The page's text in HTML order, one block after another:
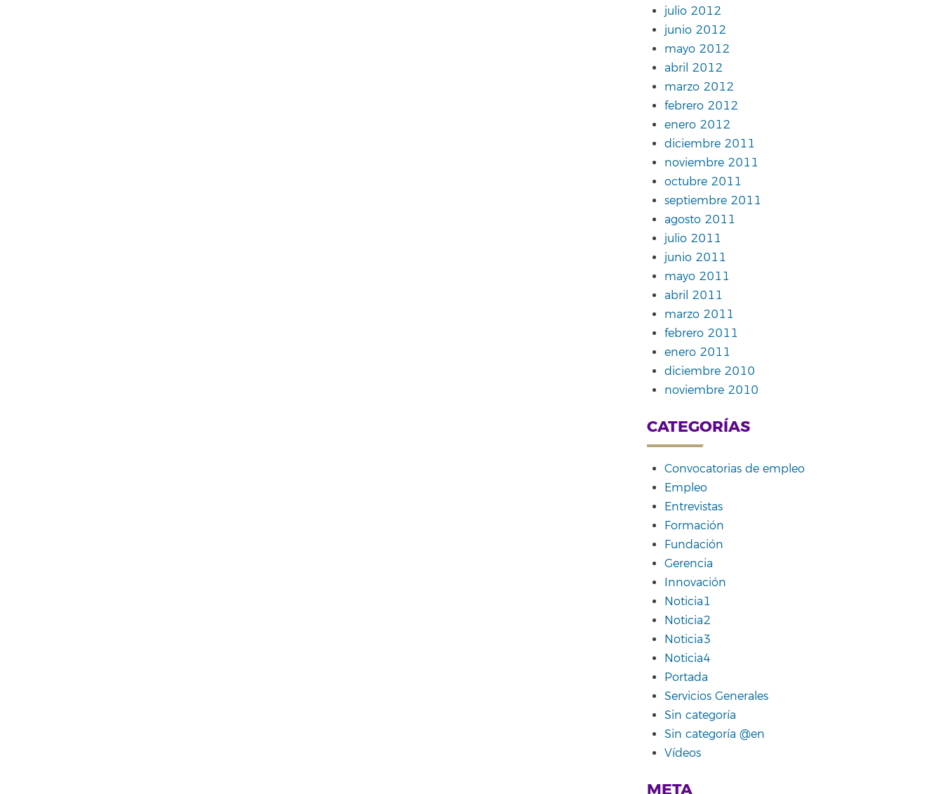
julio 2012
junio 2012
mayo 2012
abril 2012
marzo 2012
febrero 2012
enero 2012
diciembre 2011
noviembre 2011
octubre 2011
septiembre 2011
agosto 2011
julio 2011
junio 2011
mayo 2011
abril 2011
marzo 2011
febrero 2011
enero 2011
diciembre 2010
noviembre 2010
CATEGORÍAS
Convocatorias de empleo
Empleo
Entrevistas
Formación
Fundación
Gerencia
Innovación
Noticia1
Noticia2
Noticia3
Noticia4
Portada
Servicios Generales
Sin categoría
Sin categoría @en
Vídeos
META